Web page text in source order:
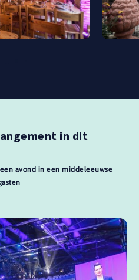
in dit
avond in een middeleeuwse